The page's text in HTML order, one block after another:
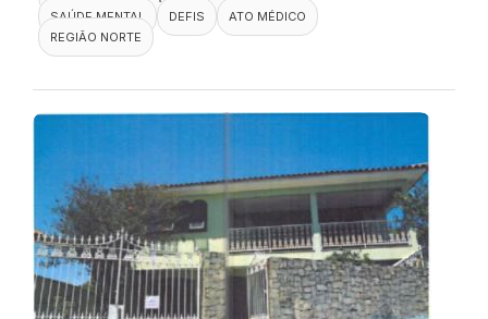
SAÚDE MENTAL
DEFIS
ATO MÉDICO
REGIÃO NORTE